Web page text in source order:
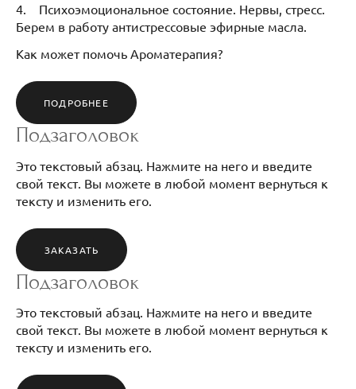
4. Психоэмоциональное состояние. Нервы, стресс.
Берем в работу антистрессовые эфирные масла.
Как может помочь Ароматерапия?
ПОДРОБНЕЕ
Подзаголовок
Это текстовый абзац. Нажмите на него и введите
свой текст. Вы можете в любой момент вернуться к
тексту и изменить его.
ЗАКАЗАТЬ
Подзаголовок
Это текстовый абзац. Нажмите на него и введите
свой текст. Вы можете в любой момент вернуться к
тексту и изменить его.